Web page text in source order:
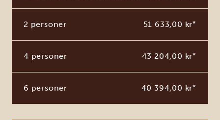
2 personer 51 633,00 kr*
4 personer 43 204,00 kr*
6 personer 40 394,00 kr*